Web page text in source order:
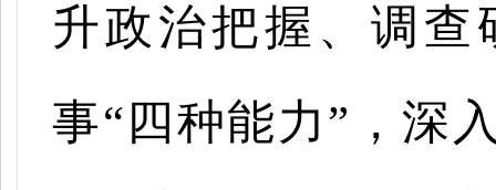
升政治把握、调查
事“四种能力”，深